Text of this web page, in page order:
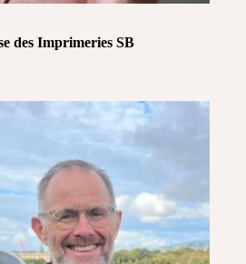
des Imprimeries SB